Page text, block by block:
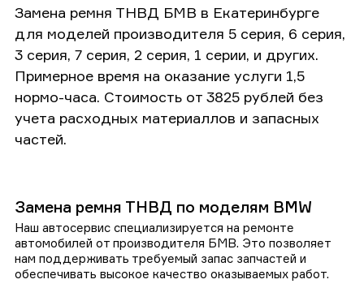
Замена ремня ТНВД БМВ в Екатеринбурге
для моделей производителя 5 серия, 6 серия,
3 серия, 7 серия, 2 серия, 1 серии, и других.
Примерное время на оказание услуги 1,5
нормо-часа. Стоимость от 3825 рублей без
учета расходных материаллов и запасных
частей.
Замена ремня ТНВД по моделям BMW
Наш автосервис специализируется на ремонте
автомобилей от производителя БМВ. Это позволяет
нам поддерживать требуемый запас запчастей и
обеспечивать высокое качество оказываемых работ.